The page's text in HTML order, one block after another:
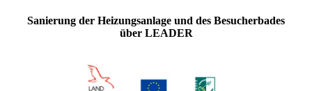
Sanierung der Heizungsanlage und des Besucherbades
über LEADER